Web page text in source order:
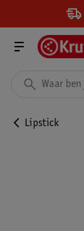
Lipstick